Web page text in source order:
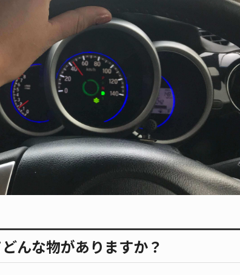
んな物がありますか？